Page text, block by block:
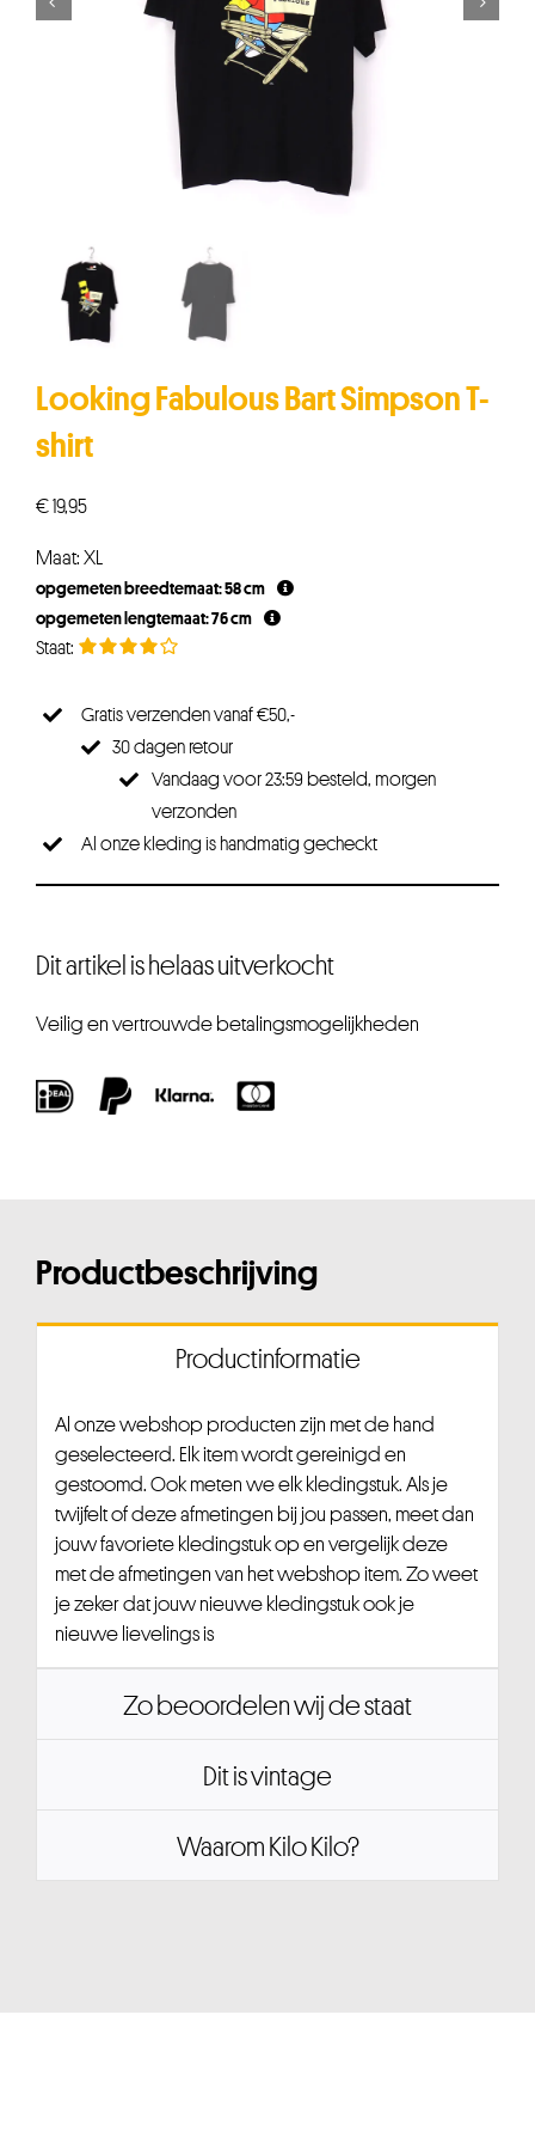
Looking Fabulous Bart Simpson T-
shirt
€19,95
Maat: XL
opgemeten breedtemaat: 58 cm
opgemeten lengtemaat: 76 cm
Gratis verzenden vanaf €50,-
30 dagen retour
Vandaag voor 23:59 besteld, morgen
verzonden
Al onze kleding is handmatig gecheckt
Dit artikel is helaas uitverkocht
Veilig en vertrouwde betalingsmogelijkheden
Productbeschrijving
Productinformatie
Al onze webshop producten zijn met de hand
geselecteerd. Elk item wordt gereinigd en
gestoomd. Ook meten we elk kledingstuk. Als je
twijfelt of deze afmetingen bij jou passen, meet dan
jouw favoriete kledingstuk op en vergelijk deze
met de afmetingen van het webshop item. Zo weet
je zeker dat jouw nieuwe kledingstuk ook je
nieuwe lievelings is
Zo beoordelen wij de staat
Dit is vintage
Waarom Kilo Kilo?